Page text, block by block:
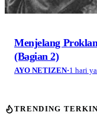
Menjelang
(Bagian 2)
AYO NETIZEN·1 hari
TRENDING